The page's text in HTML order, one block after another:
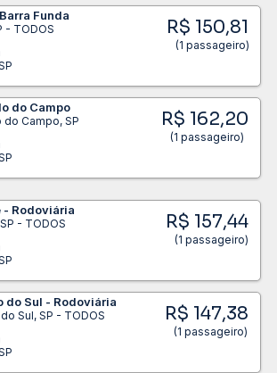
Funda
- TODOS R$ 150,81
(1 passageiro)
do Campo
do Campo, SP R$ 162,20
(1 passageiro)
- Rodoviária
- TODOS R$ 157,44
(1 passageiro)
do Sul - Rodoviária
Sul, SP - TODOS R$ 147,38
(1 passageiro)